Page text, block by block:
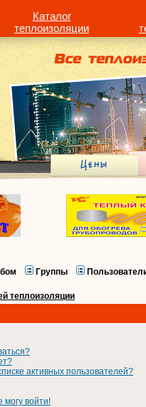
Каталог
теплоизоляции
Группы
теплоизоляции
активных пользователей?
войти!